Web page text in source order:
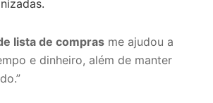
lista de compras me ajudou a
e dinheiro, além de manter